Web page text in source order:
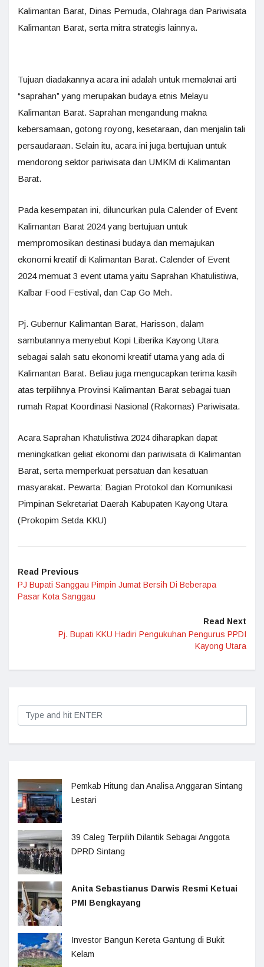
Kalimantan Barat, Dinas Pemuda, Olahraga dan Pariwisata
Kalimantan Barat, serta mitra strategis lainnya.
Tujuan diadakannya acara ini adalah untuk memaknai arti
“saprahan” yang merupakan budaya etnis Melayu
Kalimantan Barat. Saprahan mengandung makna
kebersamaan, gotong royong, kesetaraan, dan menjalin tali
persaudaraan. Selain itu, acara ini juga bertujuan untuk
mendorong sektor pariwisata dan UMKM di Kalimantan
Barat.
Pada kesempatan ini, diluncurkan pula Calender of Event
Kalimantan Barat 2024 yang bertujuan untuk
mempromosikan destinasi budaya dan memajukan
ekonomi kreatif di Kalimantan Barat. Calender of Event
2024 memuat 3 event utama yaitu Saprahan Khatulistiwa,
Kalbar Food Festival, dan Cap Go Meh.
Pj. Gubernur Kalimantan Barat, Harisson, dalam
sambutannya menyebut Kopi Liberika Kayong Utara
sebagai salah satu ekonomi kreatif utama yang ada di
Kalimantan Barat. Beliau juga mengucapkan terima kasih
atas terpilihnya Provinsi Kalimantan Barat sebagai tuan
rumah Rapat Koordinasi Nasional (Rakornas) Pariwisata.
Acara Saprahan Khatulistiwa 2024 diharapkan dapat
meningkatkan geliat ekonomi dan pariwisata di Kalimantan
Barat, serta memperkuat persatuan dan kesatuan
masyarakat. Pewarta: Bagian Protokol dan Komunikasi
Pimpinan Sekretariat Daerah Kabupaten Kayong Utara
(Prokopim Setda KKU)
Read Previous
PJ Bupati Sanggau Pimpin Jumat Bersih Di Beberapa
Pasar Kota Sanggau
Read Next
Pj. Bupati KKU Hadiri Pengukuhan Pengurus PPDI
Kayong Utara
Pemkab Hitung dan Analisa Anggaran Sintang
Lestari
39 Caleg Terpilih Dilantik Sebagai Anggota
DPRD Sintang
Anita Sebastianus Darwis Resmi Ketuai
PMI Bengkayang
Investor Bangun Kereta Gantung di Bukit
Kelam